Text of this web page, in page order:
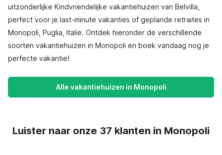
uitzonderlijke Kindvriendelijke vakantiehuizen van Belvilla,
perfect voor je last-minute vakanties of geplande retraites in
Monopoli, Puglia, Italië. Ontdek hieronder de verschillende
soorten vakantiehuizen in Monopoli en boek vandaag nog je
perfecte vakantie!
Alle vakantiehuizen in Monopoli
Luister naar onze 37 klanten in Monopoli